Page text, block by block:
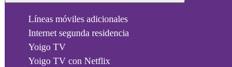
Líneas móviles adicionales
Internet segunda residencia
Yoigo TV
Yoigo TV con Netflix